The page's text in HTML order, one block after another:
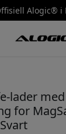
Alogic® i
lader
for